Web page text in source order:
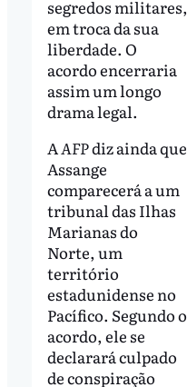
segredos militares,
em troca da sua
liberdade. O
acordo encerraria
assim um longo
drama legal.
A AFPdiz ainda que
Assange
comparecerá a um
tribunal das Ilhas
Marianas do
Norte, um
território
estadunidense no
Pacífico. Segundo o
acordo, ele se
declarará culpado
de conspiração